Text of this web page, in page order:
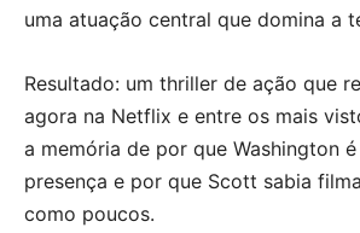
uma atuação central que domina a
Resultado: um thriller de ação que
agora na Netflix e entre os mais
a memória de por que Washington
presença e por que Scott sabia
como poucos.